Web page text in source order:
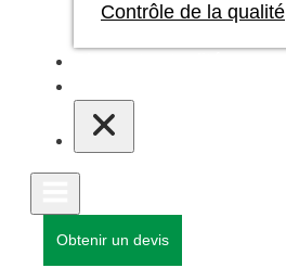
Contrôle de la qualité
Obtenir un devis